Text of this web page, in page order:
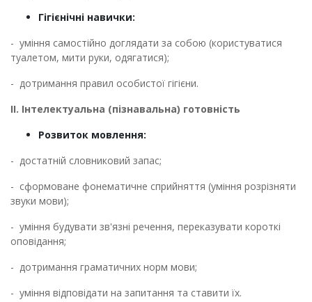
Гігієнічні навички:
- уміння самостійно доглядати за собою (користуватися
туалетом, мити руки, одягатися);
- дотримання правил особистої гігієни.
ІІ. Інтелектуальна (пізнавальна) готовність
Розвиток мовлення:
- достатній словниковий запас;
- сформоване фонематичне сприйняття (уміння розрізняти
звуки мови);
- уміння будувати зв'язні речення, переказувати короткі
оповідання;
- дотримання граматичних норм мови;
- уміння відповідати на запитання та ставити їх.